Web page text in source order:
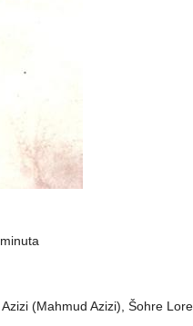
(Mahmud Azizi), Šohre